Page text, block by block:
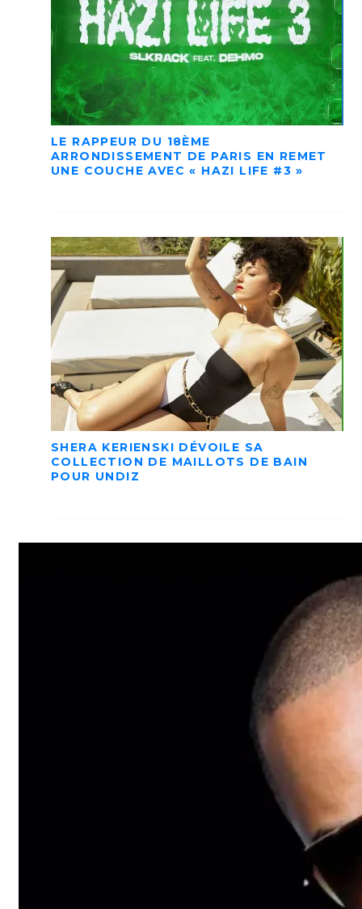
LE RAPPEUR DU 18ÈME
ARRONDISSEMENT DE PARIS EN REMET
UNE COUCHE AVEC « HAZI LIFE #3 »
SHERA KERIENSKI DÉVOILE SA
COLLECTION DE MAILLOTS DE BAIN
POUR UNDIZ